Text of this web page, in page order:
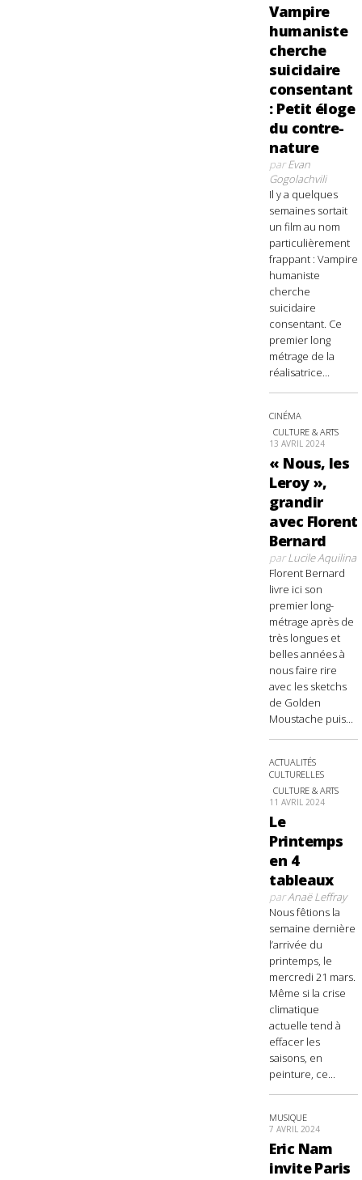
Vampire
humaniste
cherche
suicidaire
consentant
: Petit éloge
du contre-
nature
parEvan
Gogolachvili
Il y a quelques
semaines sortait
un film au nom
particulièrement
frappant : Vampire
humaniste
cherche
suicidaire
consentant. Ce
premier long
métrage de la
réalisatrice...
CINÉMA
CULTURE & ARTS
13 AVRIL 2024
« Nous, les
Leroy »,
grandir
avec Florent
Bernard
parLucile Aquilina
Florent Bernard
livre ici son
premier long-
métrage après de
très longues et
belles années à
nous faire rire
avec les sketchs
de Golden
Moustache puis...
ACTUALITÉS
CULTURELLES
CULTURE & ARTS
11 AVRIL 2024
Le
Printemps
en 4
tableaux
parAnaë Leffray
Nous fêtions la
semaine dernière
l’arrivée du
printemps, le
mercredi 21 mars.
Même si la crise
climatique
actuelle tend à
effacer les
saisons, en
peinture, ce...
MUSIQUE
7 AVRIL 2024
Eric Nam
invite Paris